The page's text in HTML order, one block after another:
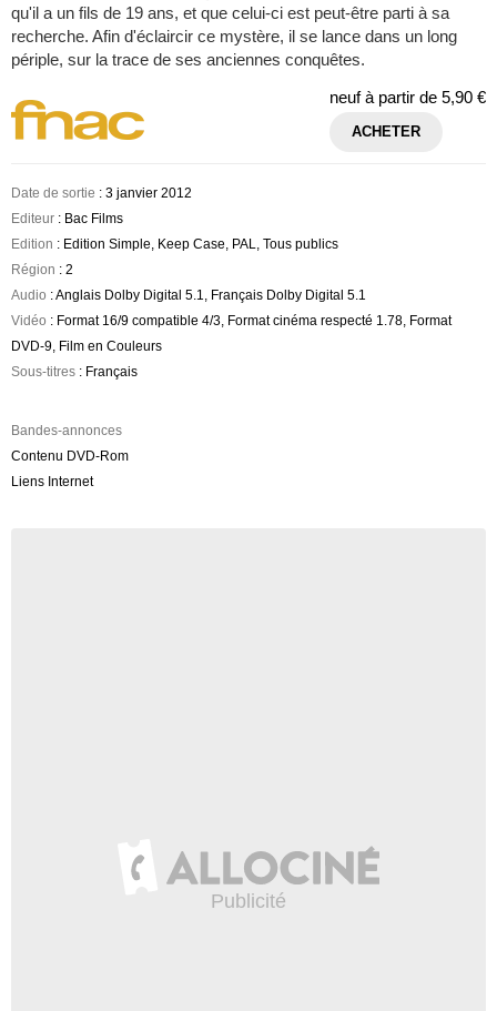
qu'il a un fils de 19 ans, et que celui-ci est peut-être parti à sa
recherche. Afin d'éclaircir ce mystère, il se lance dans un long
périple, sur la trace de ses anciennes conquêtes.
neuf à partir de 5,90 €
ACHETER
Date de sortie : 3 janvier 2012
Editeur : Bac Films
Edition : Edition Simple, Keep Case, PAL, Tous publics
Région : 2
Audio : Anglais Dolby Digital 5.1, Français Dolby Digital 5.1
Vidéo : Format 16/9 compatible 4/3, Format cinéma respecté 1.78, Format
DVD-9, Film en Couleurs
Sous-titres : Français
Bandes-annonces
Contenu DVD-Rom
Liens Internet